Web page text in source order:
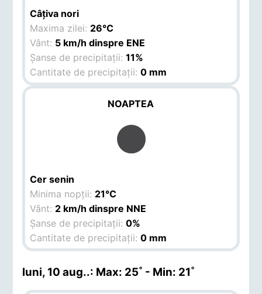
Câțiva nori
Maxima zilei: 26°C
Vânt: 5 km/h dinspre ENE
Șanse de precipitații:11%
Cantitate de precipitații:0 mm
NOAPTEA
Cer senin
Minima nopții: 21°C
Vânt: 2 km/h dinspre NNE
Șanse de precipitații:0%
Cantitate de precipitații:0 mm
luni, 10 aug..: Max: 25˚ - Min: 21˚